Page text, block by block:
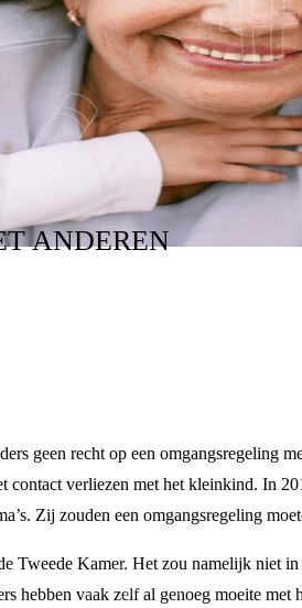
ANDEREN
geen recht op een omgangsregeling
contact verliezen met het kleinkind. In
Zij zouden een omgangsregeling
Tweede Kamer. Het zou namelijk niet
hebben vaak zelf al genoeg moeite